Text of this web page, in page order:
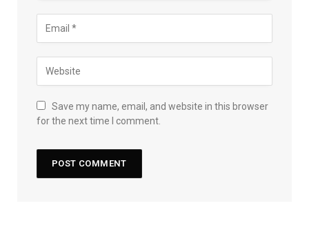
Save my name, email, and website in this browser
for the next time I comment.